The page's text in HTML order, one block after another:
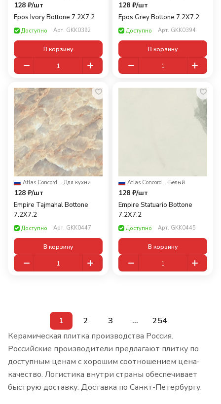
128 ₽/шт
Epos Ivory Bottone 7.2X7.2
Доступно Арт. GKK0392
В корзину
128 ₽/шт
Epos Grey Bottone 7.2X7.2
Доступно Арт. GKK0394
В корзину
Atlas Concorde Russia ·Для кухни
128 ₽/шт
Empire Tajmahal Bottone
7.2X7.2
Доступно Арт. GKK0447
В корзину
Atlas Concorde Russia ·Белый
128 ₽/шт
Empire Statuario Bottone
7.2X7.2
Доступно Арт. GKK0445
В корзину
1 2 3 ...
254
Керамическая плитка производства Россия.
Российские производители предлагают плитку по
доступным ценам с хорошим соотношением цена-
качество. Логистика внутри страны обеспечивает
быструю доставку. Доставка по Санкт-Петербургу.